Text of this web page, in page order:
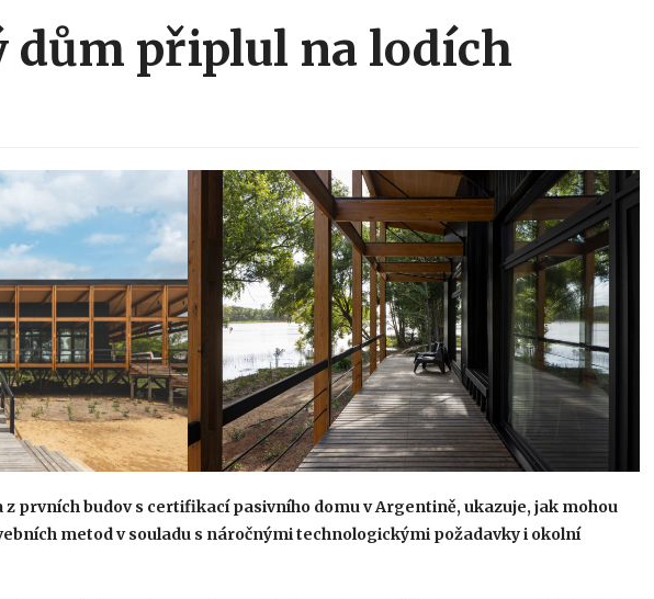
dům připlul na lodích
z prvních budov s certifikací pasivního domu v Argentině, ukazuje, jak mohou
metod v souladu s náročnými technologickými požadavky i okolní